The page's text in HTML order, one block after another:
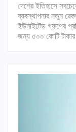
দেশের ইতিহাসে
ব্যবস্থাপনার নতুন
ইউনাইটেড গ্রুপের
জন্য ৫০০ কোটি টাকার